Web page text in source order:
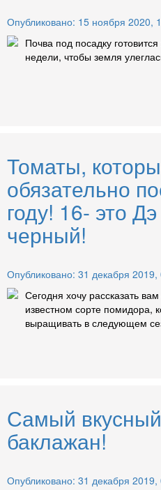
Опубликовано: 15 ноября 2020,
Почва под посадку
недели, чтобы земля
Томаты,
обязательно
году! 16- это
черный!
Опубликовано: 31 декабря 2019,
Сегодня хочу рассказать
известном сорте помидора,
выращивать в следующем
Самый
баклажан!
Опубликовано: 31 декабря 2019,